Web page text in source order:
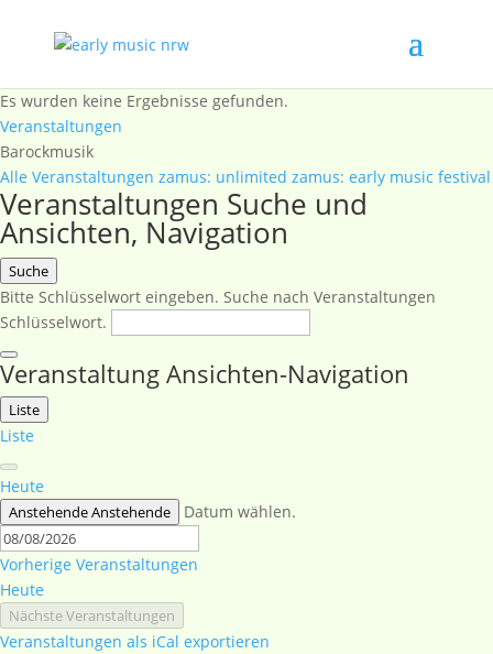
Es wurden keine Ergebnisse gefunden.
Veranstaltungen
Barockmusik
Alle Veranstaltungen zamus: unlimited zamus: early music festival
Veranstaltungen Suche und
Ansichten, Navigation
Suche
Bitte Schlüsselwort eingeben. Suche nach Veranstaltungen
Schlüsselwort.
Veranstaltung Ansichten-Navigation
Liste
Liste
Heute
AnstehendeAnstehende Datum wählen.
Vorherige Veranstaltungen
Heute
NächsteVeranstaltungen
Veranstaltungen als iCal exportieren